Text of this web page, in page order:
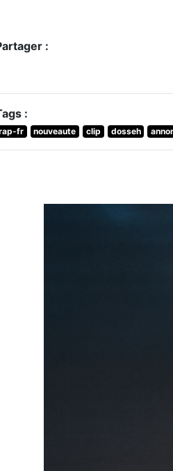
:
:
fr nouveaute clip dosseh